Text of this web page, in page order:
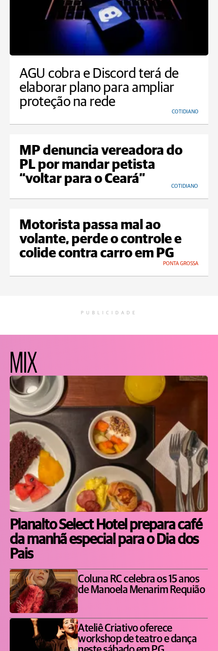
AGU cobra e Discord terá de
elaborar plano para ampliar
proteção na rede
COTIDIANO
MP denuncia vereadora do
PL por mandar petista
“voltar para o Ceará”
COTIDIANO
Motorista passa mal ao
volante, perde o controle e
colide contra carro em PG
PONTA GROSSA
PUBLICIDADE
MIX
Planalto Select Hotel prepara café
da manhã especial para o Dia dos
Pais
Coluna RC celebra os 15 anos
de Manoela Menarim Requião
Ateliê Criativo oferece
workshop de teatro e dança